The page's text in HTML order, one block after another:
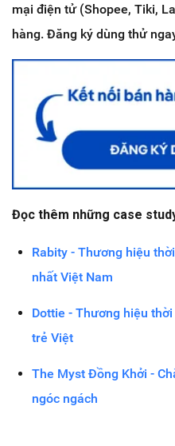
mại điện tử (Shopee, Tiki,
hàng. Đăng ký dùng thử
Đọc thêm những case
Rabity - Thương hiệu
nhất Việt Nam
Dottie - Thương hiệu
trẻ Việt
The Myst Đồng Khởi -
ngóc ngách